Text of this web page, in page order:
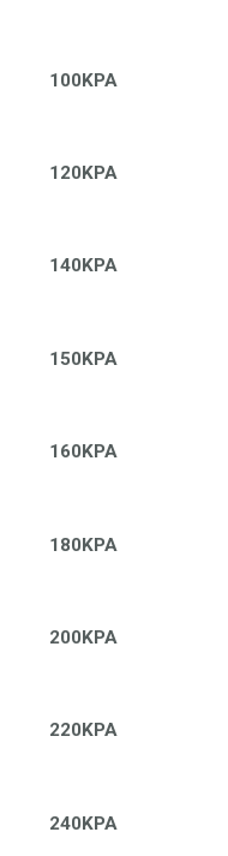
100KPA
120KPA
140KPA
150KPA
160KPA
180KPA
200KPA
220KPA
240KPA